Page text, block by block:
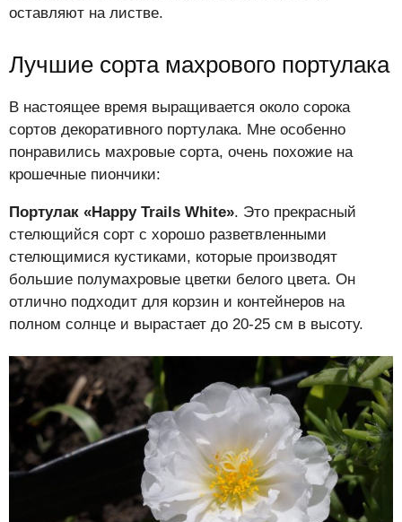
оставляют на листве.
Лучшие сорта махрового портулака
В настоящее время выращивается около сорока
сортов декоративного портулака. Мне особенно
понравились махровые сорта, очень похожие на
крошечные пиончики:
Портулак «Happy Trails White». Это прекрасный
стелющийся сорт с хорошо разветвленными
стелющимися кустиками, которые производят
большие полумахровые цветки белого цвета. Он
отлично подходит для корзин и контейнеров на
полном солнце и вырастает до 20-25 см в высоту.